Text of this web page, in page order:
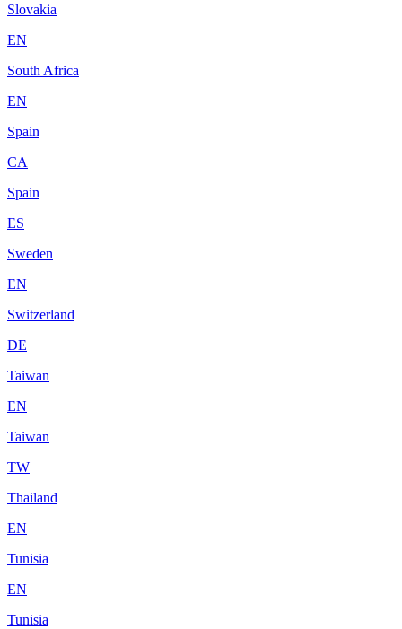
Slovakia
EN
South Africa
EN
Spain
CA
Spain
ES
Sweden
EN
Switzerland
DE
Taiwan
EN
Taiwan
TW
Thailand
EN
Tunisia
EN
Tunisia